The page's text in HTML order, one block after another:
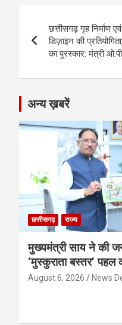
o
o
k
g
er
A
p
p
navigation
छत्तीसगढ़ गृह निर्माण
डिज़ाइन की
का पुरस्कार: मंत्री
अन्य ख़बरें
छत्तीसगढ़ राज्य
मुख्यमंत्री साय ने की
‘मुस्कुराता बस्तर’ पहल
August 6, 2026 News